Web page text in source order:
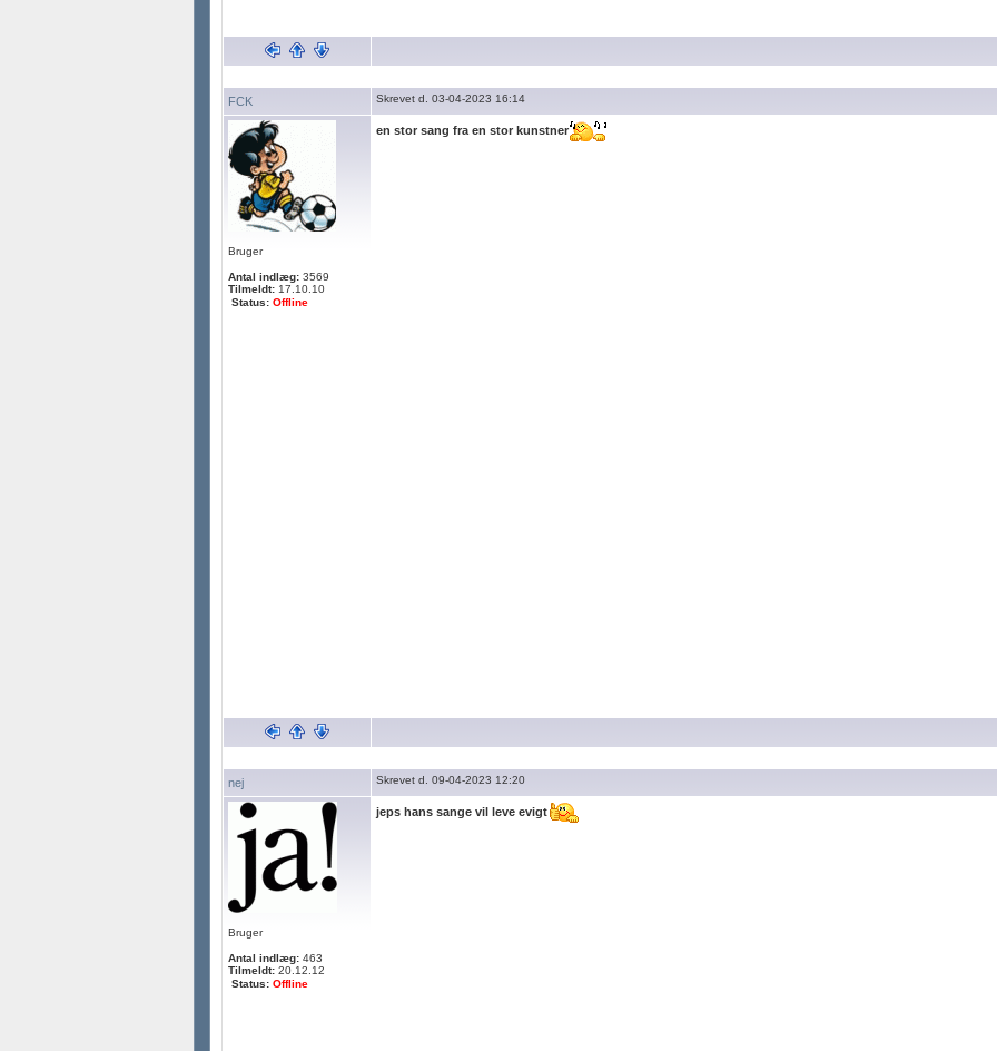
FCK Skrevet d. 03-04-2023 16:14
Bruger
Antal indlæg: 3569
Tilmeldt: 17.10.10
Status: Offline
en stor sang fra en stor kunstner
nej Skrevet d. 09-04-2023 12:20
Bruger
Antal indlæg: 463
Tilmeldt: 20.12.12
Status: Offline
jeps hans sange vil leve evigt